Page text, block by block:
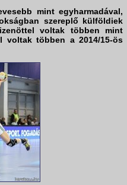
mint egyharmadával,
szereplő külföldiek
voltak többen mint
többen a 2014/15-ös